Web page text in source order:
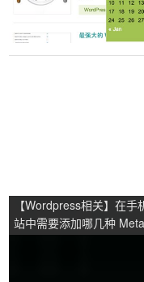
【Wordpress相关】在手
站中需要添加哪几种